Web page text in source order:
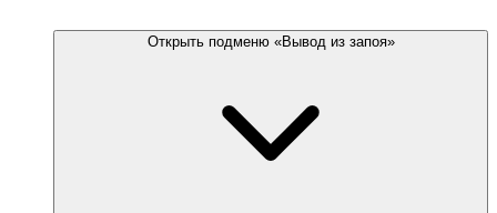
Открыть подменю «Вывод из запоя»